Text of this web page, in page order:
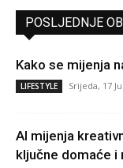
POSLJEDNJE
Kako se mijenja
LIFESTYLE Srijeda, 17
AI mijenja
ključne domaće i